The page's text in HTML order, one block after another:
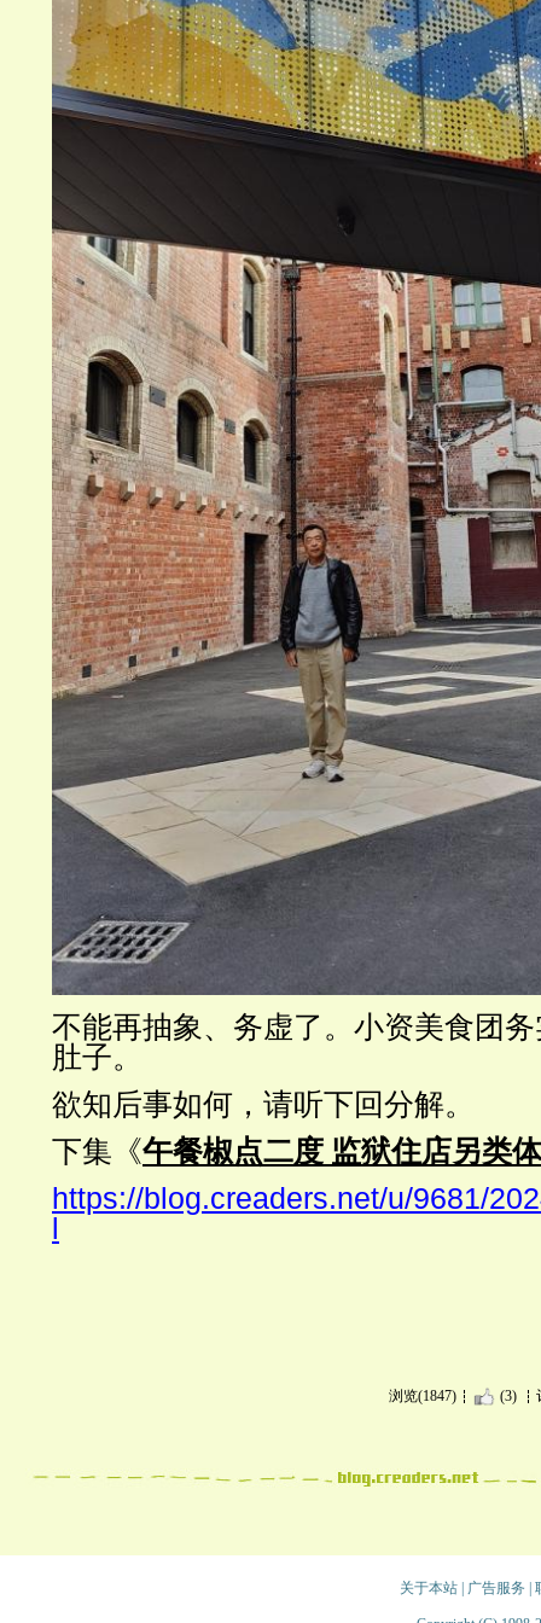
不能再抽象、务虚了。小资美食团
肚子。
欲知后事如何，请听下回分解。
下集《午餐椒点二度 监狱住店另类
https://blog.creaders.net/u/9681/
l
浏览(1847) (3)
关于本站| 广告服务